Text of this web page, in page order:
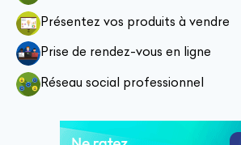
Présentez vos produits à vendre
Prise de rendez-vous en ligne
Réseau social professionnel